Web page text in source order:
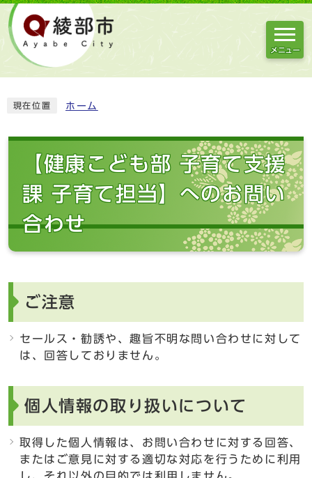
メニュー
現在位置 ホーム
【健康こども部 子育て支援
課 子育て担当】へのお問い
合わせ
ご注意
セールス・勧誘や、趣旨不明な問い合わせに対して
は、回答しておりません。
個人情報の取り扱いについて
取得した個人情報は、お問い合わせに対する回答、
またはご意見に対する適切な対応を行うために利用